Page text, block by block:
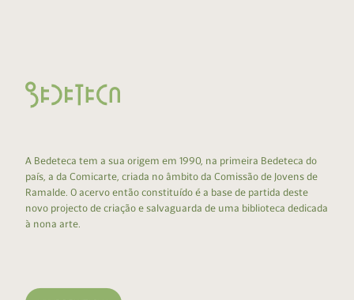
A Bedeteca tem a sua origem em 1990, na primeira Bedeteca do
país, a da Comicarte, criada no âmbito da Comissão de Jovens de
Ramalde. O acervo então constituído é a base de partida deste
novo projecto de criação e salvaguarda de uma biblioteca dedicada
à nona arte.